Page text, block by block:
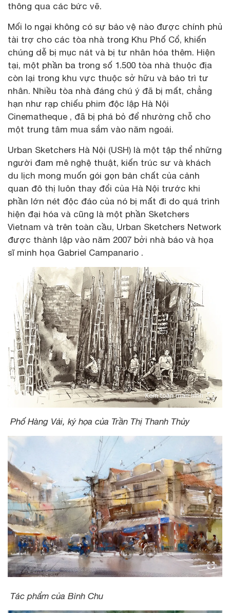
thông qua các bức vẽ.
Mối lo ngại không có sự bảo vệ nào được chính phủ
tài trợ cho các tòa nhà trong Khu Phố Cổ, khiến
chúng dễ bị mục nát và bị tư nhân hóa thêm. Hiện
tại, một phần ba trong số 1.500 tòa nhà thuộc địa
còn lại trong khu vực thuộc sở hữu và bảo trì tư
nhân. Nhiều tòa nhà đáng chú ý đã bị mất, chẳng
hạn như rạp chiếu phim độc lập Hà Nội
Cinematheque , đã bị phá bỏ để nhường chỗ cho
một trung tâm mua sắm vào năm ngoái.
Urban Sketchers Hà Nội (USH) là một tập thể những
người đam mê nghệ thuật, kiến ​​trúc sư và khách
du lịch mong muốn gói gọn bản chất của cảnh
quan đô thị luôn thay đổi của Hà Nội trước khi
phần lớn nét độc đáo của nó bị mất đi do quá trình
hiện đại hóa và cũng là một phần Sketchers
Vietnam và trên toàn cầu, Urban Sketchers Network
được thành lập vào năm 2007 bởi nhà báo và họa
sĩ minh họa Gabriel Campanario .
Xem toàn màn hình
Phố Hàng Vải, ký họa của Trần Thị Thanh Thủy
Tác phẩm của Bình Chu